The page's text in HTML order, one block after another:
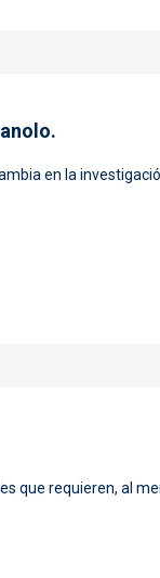
en la
que requieren, al